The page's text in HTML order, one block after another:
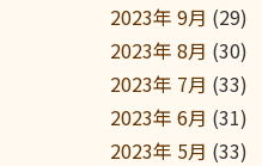
2023年 9月 (29)
2023年 8月 (30)
2023年 7月 (33)
2023年 6月 (31)
2023年 5月 (33)